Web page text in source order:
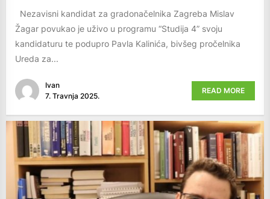
Nezavisni kandidat za gradonačelnika Zagreba Mislav
Žagar povukao je uživo u programu “Studija 4” svoju
kandidaturu te podupro Pavla Kalinića, bivšeg pročelnika
Ureda za...
Ivan
7. Travnja 2025.
READ MORE